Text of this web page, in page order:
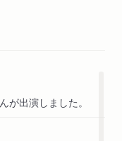
が出演しました。